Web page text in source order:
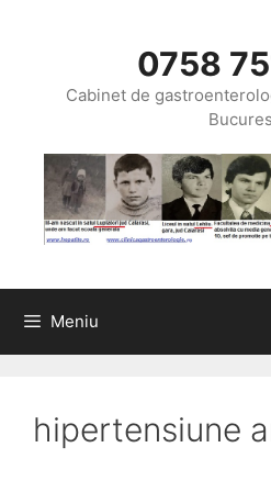
0758
Cabinet de
Meniu
hipertensiune